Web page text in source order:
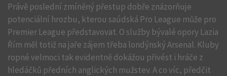
Právě poslední zmíněný přestup dobře znázorňuje
potenciální hrozbu, kterou saúdská Pro League může pro
Premier League představovat. O služby bývalé opory Lazia
Řím měl totiž na jaře zájem třeba londýnský Arsenal. Kluby
ropné velmoci tak evidentně dokážou přivést i hráče z
hledáčků předních anglických mužstev. A co víc, předčit